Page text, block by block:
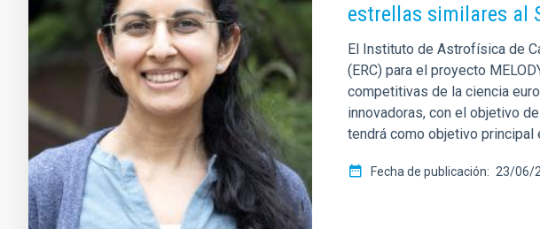
estrellas similares al
El Instituto de Astrofísica de
(ERC) para el proyecto
competitivas de la ciencia
innovadoras, con el objetivo
tendrá como objetivo
Fecha de publicación 23/06/